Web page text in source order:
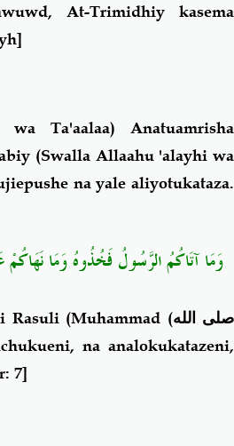
At-Trimidhiy kasema
wa Ta'aalaa) Anatuamrisha
(Swalla Allaahu 'alayhi wa
na yale aliyotukataza.
وَمَا آتَاكُمُ الرَّسُولُ فَخُذُوهُ وَمَا نَهَاكُمْ
Rasuli (Muhammad (صلى الله
na analokukatazeni,
7]